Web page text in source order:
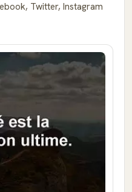
Twitter, Instagram